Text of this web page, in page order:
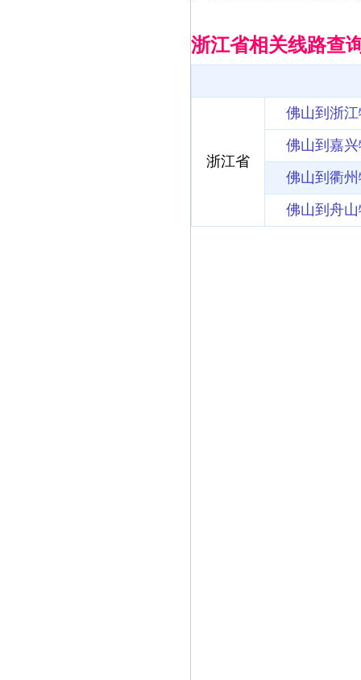
浙江省相关线路查
浙江省
佛山到浙
佛山到嘉
佛山到衢
佛山到舟